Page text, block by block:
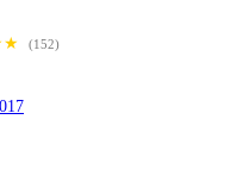
(152)